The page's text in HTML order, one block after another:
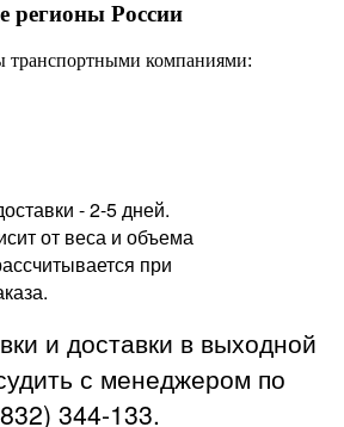
регионы России
транспортными компаниями:
- 2-5 дней.
от веса и объема
при
и доставки в выходной
с менеджером по
344-133.